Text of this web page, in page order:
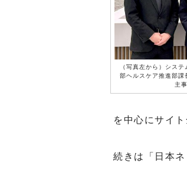
（写真左から）シス
部ヘルスケア推進部課
主
を中心にサイ
続きは「日本